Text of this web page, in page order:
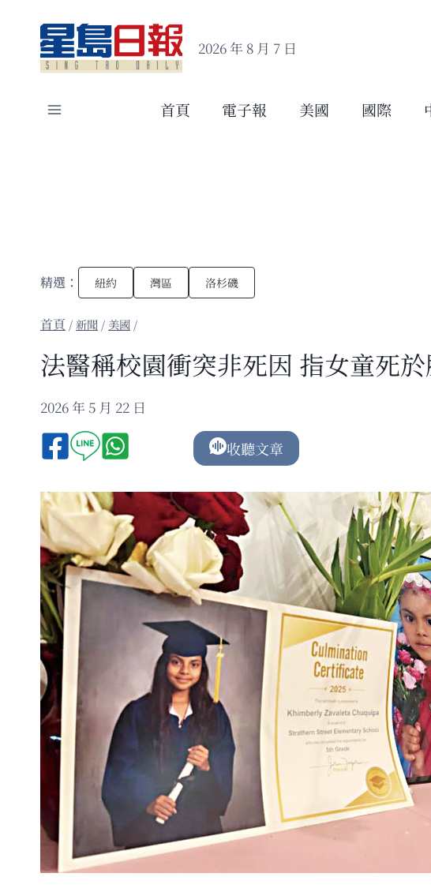
content
2026 年 8 月 7 日
首頁 電子報 美國 國際
精選： 紐約 灣區 洛杉磯
/新聞 / 美國 /
法醫稱校園衝突非死因 指女童死
2026 年 5 月 22 日
收聽文章